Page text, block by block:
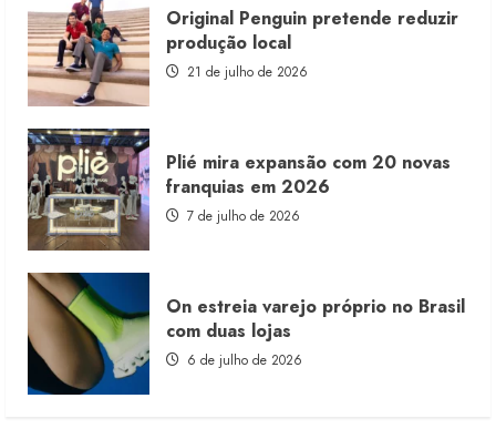
Original Penguin pretende reduzir
produção local
21 de julho de 2026
Plié mira expansão com 20 novas
franquias em 2026
7 de julho de 2026
On estreia varejo próprio no Brasil
com duas lojas
6 de julho de 2026